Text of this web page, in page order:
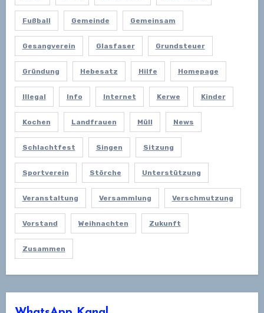
Fußball Gemeinde Gemeinsam
Gesangverein Glasfaser Grundsteuer
Gründung Hebesatz Hilfe Homepage
Illegal Info Internet Kerwe Kinder
Kochen Landfrauen Müll News
Schlachtfest Singen Sitzung
Sportverein Störche Unterstützung
Veranstaltung Versammlung Verschmutzung
Vorstand Weihnachten Zukunft
Zusammen